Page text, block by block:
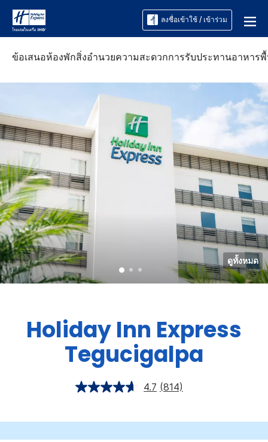
ลงชื่อเข้าใช้ / เข้าร่วม
ข้อเสนอห้องพักสิ่งอำนวยความสะดวกการรับประทานอาหาร
ดูทั้งหมด
Holiday Inn Express
Tegucigalpa
4.7 (814)